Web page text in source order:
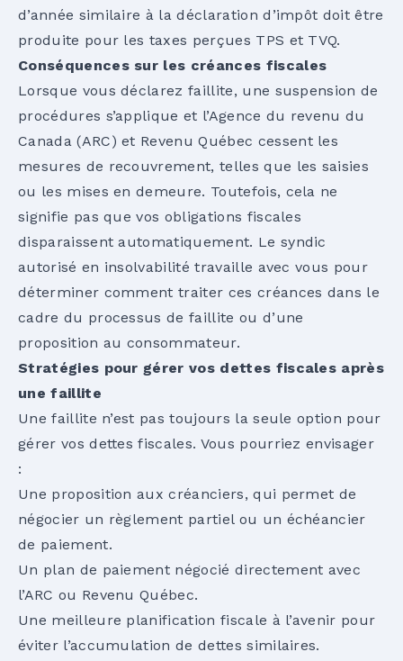
d’année similaire à la déclaration d’impôt doit être
produite pour les taxes perçues TPS et TVQ.
Conséquences sur les créances fiscales
Lorsque vous déclarez faillite, une suspension de
procédures s’applique et l’Agence du revenu du
Canada (ARC) et Revenu Québec cessent les
mesures de recouvrement, telles que les saisies
ou les mises en demeure. Toutefois, cela ne
signifie pas que vos obligations fiscales
disparaissent automatiquement. Le syndic
autorisé en insolvabilité travaille avec vous pour
déterminer comment traiter ces créances dans le
cadre du processus de faillite ou d’une
proposition au consommateur.
Stratégies pour gérer vos dettes fiscales après
une faillite
Une faillite n’est pas toujours la seule option pour
gérer vos dettes fiscales. Vous pourriez envisager
:
Une proposition aux créanciers, qui permet de
négocier un règlement partiel ou un échéancier
de paiement.
Un plan de paiement négocié directement avec
l’ARC ou Revenu Québec.
Une meilleure planification fiscale à l’avenir pour
éviter l’accumulation de dettes similaires.